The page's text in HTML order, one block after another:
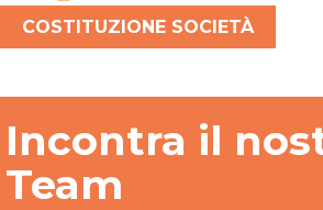
COSTITUZIONE SOCIETÀ
Incontra il
Team